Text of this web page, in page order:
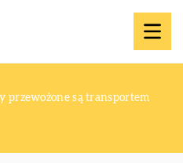
przewożone są transportem